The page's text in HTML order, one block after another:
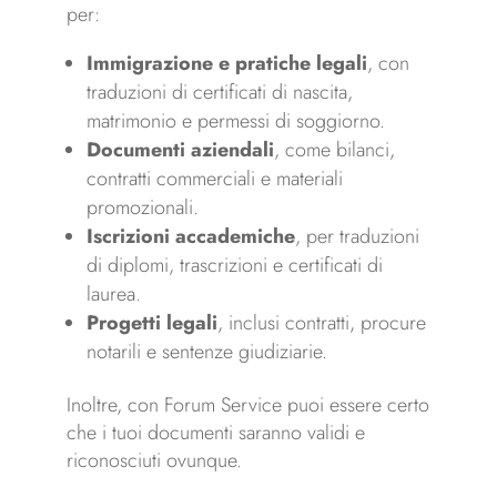
per:
Immigrazione e pratiche legali, con
traduzioni di certificati di nascita,
matrimonio e permessi di soggiorno.
Documenti aziendali, come bilanci,
contratti commerciali e materiali
promozionali.
Iscrizioni accademiche, per traduzioni
di diplomi, trascrizioni e certificati di
laurea.
Progetti legali, inclusi contratti, procure
notarili e sentenze giudiziarie.
Inoltre, con Forum Service puoi essere certo
che i tuoi documenti saranno validi e
riconosciuti ovunque.